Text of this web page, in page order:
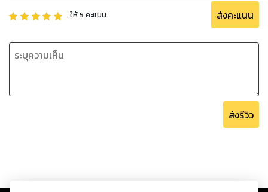
ให้5 คะแนน ส่งคะแนน
ส่งรีวิว